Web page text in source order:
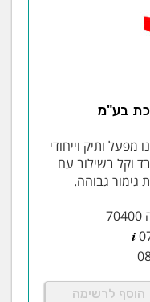
בע"מ
ותיק וייחודי
וקל בשילוב עם
גימור גבוהה.
הוסף לרשימה